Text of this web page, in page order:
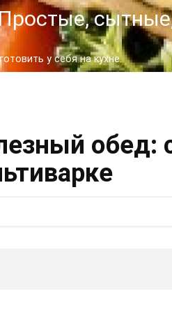
у себя на кухне.
обед: